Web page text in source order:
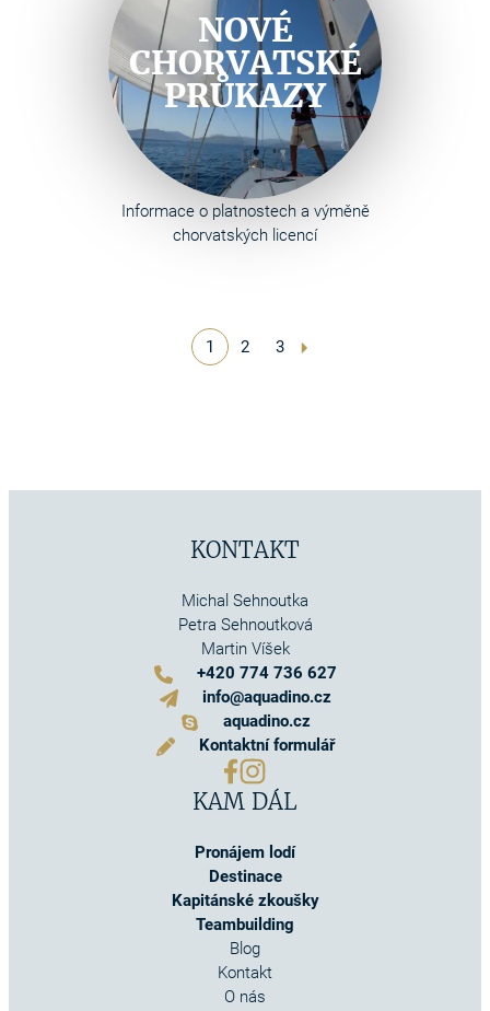
NOVÉ
CHORVATSKÉ
PRŮKAZY
Informace o platnostech a výměně
chorvatských licencí
1 2 3
KONTAKT
Michal Sehnoutka
Petra Sehnoutková
Martin Víšek
+420 774 736 627
info@aquadino.cz
aquadino.cz
Kontaktní formulář
KAM DÁL
Pronájem lodí
Destinace
Kapitánské zkoušky
Teambuilding
Blog
Kontakt
O nás